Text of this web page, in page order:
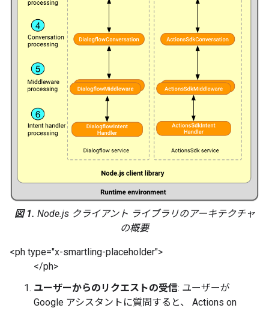
図 1. Node.js クライアント ライブラリのアーキテクチャ
の概要
<ph type="x-smartling-placeholder">
</ph>
ユーザーからのリクエストの受信: ユーザーが
Google アシスタントに質問すると、 Actions on